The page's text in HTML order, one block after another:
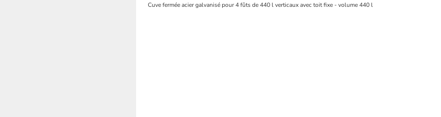
Cuve fermée acier galvanisé pour 4 fûts de 440 l verticaux avec toit fixe - volume 440 l